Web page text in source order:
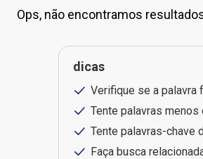
Ops, não encontramos
dicas
Verifique se a palavra
Tente palavras
Tente palavras-chave
Faça busca